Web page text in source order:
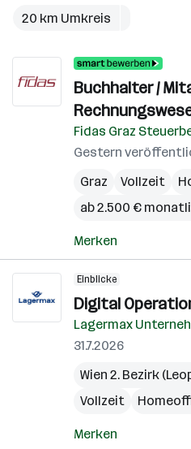
20 km Umkreis
Buchhalter /
Fidas Graz
Gestern
Graz
Vollzeit
ab 2.500 €
Merken
Einblicke
Digital
Lagermax
31.7.2026
Wien 2. Bezirk
Vollzeit
Merken